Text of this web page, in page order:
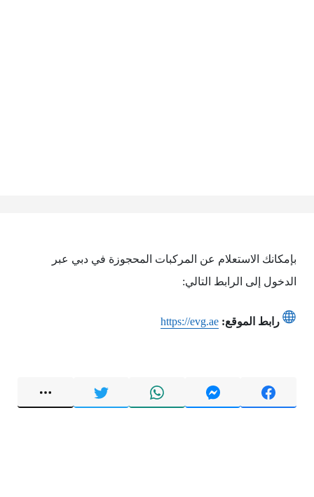
بإمكانك الاستعلام عن المركبات المحجوزة في دبي عبر
الدخول إلى الرابط التالي:
رابط الموقع: https://evg.ae